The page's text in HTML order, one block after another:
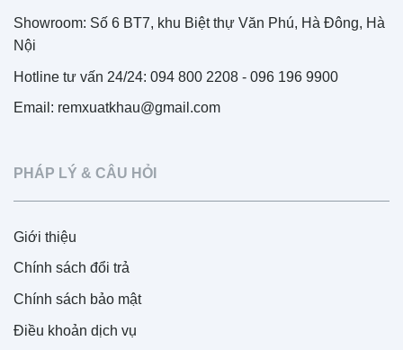
Showroom: Số 6 BT7, khu Biệt thự Văn Phú, Hà Đông, Hà
Nội
Hotline tư vấn 24/24: 094 800 2208 - 096 196 9900
Email: remxuatkhau@gmail.com
PHÁP LÝ & CÂU HỎI
Giới thiệu
Chính sách đổi trả
Chính sách bảo mật
Điều khoản dịch vụ